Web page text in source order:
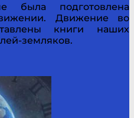
была подготовлена
Движение во
книги наших
земляков.